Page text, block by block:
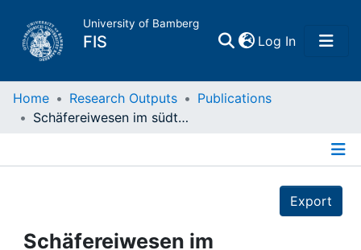
University of Bamberg
FIS Log In(current)
Home
Projects
Home Research Outputs
Publications
Schäfereiwesen im südthüringisch-fränkischen Raum
Export
Schäfereiwesen im